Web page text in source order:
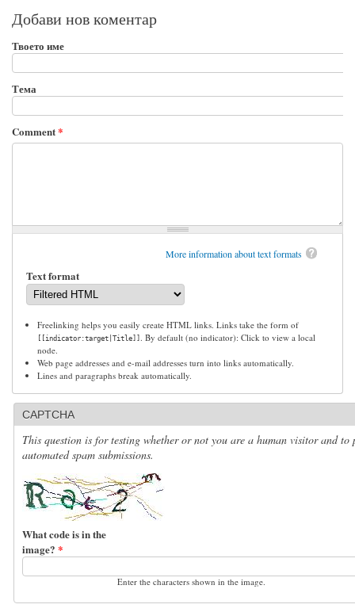
Добави нов коментар
Твоето име
Тема
Comment*
More information about text formats
Text format
Freelinking helps you easily create HTML links. Links take the form of
[[indicator:target|Title]] . By default (no indicator): Click to view a local
node.
Web page addresses and e-mail addresses turn into links automatically.
Lines and paragraphs break automatically.
CAPTCHA
This question is for testing whether or not you are a human visitor and to
automated spam submissions.
What code is in the
image? *
Enter the characters shown in the image.